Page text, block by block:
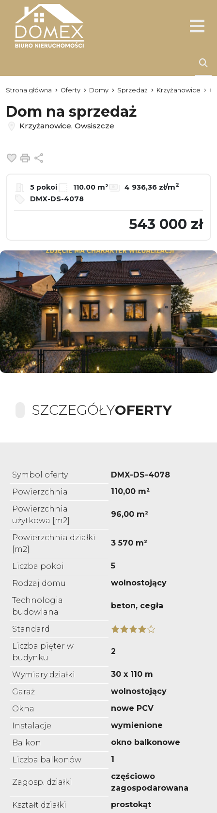
Strona główna Oferty Domy Sprzedaż Krzyżanowice
Dom na sprzedaż
Krzyżanowice, Owsiszcze
Dodaj do ulubionych
Drukuj
5 pokoi 110.00 m² 4 936,36 zł/m2
DMX-DS-4078
543 000 zł
SZCZEGÓŁYOFERTY
Symbol oferty
DMX-DS-4078
Powierzchnia
110,00 m²
Powierzchnia
użytkowa [m2]
96,00 m²
Powierzchnia działki
[m2]
3 570 m²
Liczba pokoi
5
Rodzaj domu
wolnostojący
Technologia
budowlana
beton, cegła
Standard
Liczba pięter w
budynku
2
Wymiary działki
30 x 110 m
Garaż
wolnostojący
Okna
nowe PCV
Instalacje
wymienione
Balkon
okno balkonowe
Liczba balkonów
1
Zagosp. działki
częściowo
zagospodarowana
Kształt działki
prostokąt